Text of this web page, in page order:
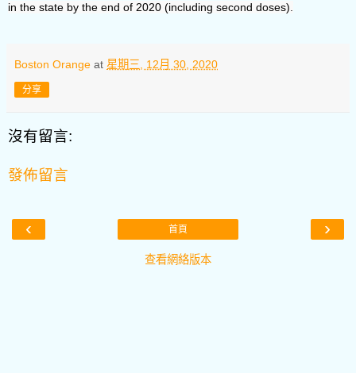
in the state by the end of 2020 (including second doses).
Boston Orange at 星期三, 12月 30, 2020
分享
沒有留言:
發佈留言
‹ ›
首頁
查看網絡版本